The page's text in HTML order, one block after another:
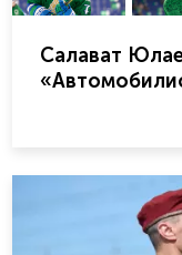
Салават